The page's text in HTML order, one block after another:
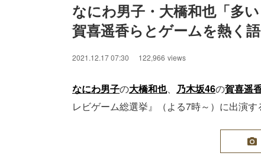
なにわ男子・大橋和也「多
賀喜遥香らとゲームを熱く
2021.12.17 07:30 122,966 views
なにわ男子の大橋和也、 乃木坂46の賀喜遥
レビゲーム総選挙』（よる7時～）に出演す